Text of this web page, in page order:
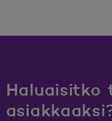
Haluaisitko